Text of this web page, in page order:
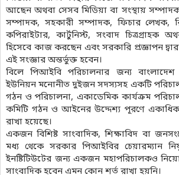
আছেন অথবা সেসব মিডিয়া বা সংস্থায়
সম্পাদক, সহকারী সম্পাদক, ফিচার লেখক,
কপিরাইটার, কার্টুনিস্ট, সংবাদ চিত্রগ্রাহক
হিসেবে কাজ করছেন এবং সরকারি প্রজ্ঞাপন
এই সংজ্ঞার অন্তর্ভুক্ত হবেন।
বিলে পিআইবি পরিচালনার জন্য বাংলাদেশ
ইউনিয়ন মনোনীত দুইজন সদস্যসহ একটি
গঠন ও পরিচালনা, একাডেমিক কার্যক্রম
কমিটি গঠন ও আইনের উদ্দেশ্য পূরণে একাধিক
রাখা হয়েছে।
একজন বিশিষ্ট সাংবাদিক, শিক্ষাবিদ বা
মধ্য থেকে সরকার পিআইবির চেয়ারম্যান
ইনষ্টিটিউটের জন্য একজন মহাপরিচালকও
সাংবাদিক হবেন এমন কোন শর্ত রাখা হয়নি।